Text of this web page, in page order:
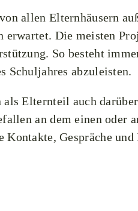
allen Elternhäusern
erwartet. Die meisten
So besteht
Schuljahres abzuleisten.
Elternteil auch
an dem einen oder
Kontakte, Gespräche und